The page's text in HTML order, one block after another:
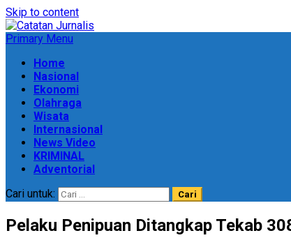
Skip to content
Primary Menu
Home
Nasional
Ekonomi
Olahraga
Wisata
Internasional
News Video
KRIMINAL
Adventorial
Cari untuk:
Pelaku Penipuan Ditangkap Tekab